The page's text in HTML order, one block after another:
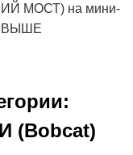
МОСТ) на мини-
ВЫШЕ
(Bobcat)